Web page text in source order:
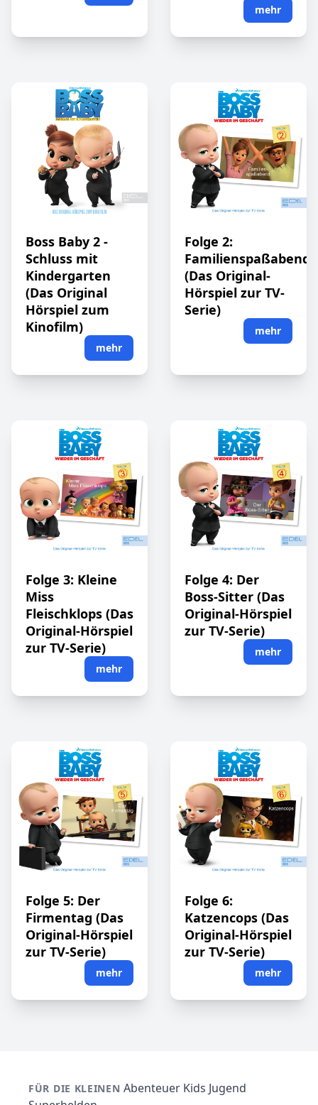
mehr
Boss Baby 2 -
Schluss mit
Kindergarten
(Das Original
Hörspiel zum
Kinofilm)
mehr
Folge 2:
Familienspaßabend
(Das Original-
Hörspiel zur TV-
Serie)
mehr
Folge 3: Kleine
Miss
Fleischklops (Das
Original-Hörspiel
zur TV-Serie)
mehr
Folge 4: Der
Boss-Sitter (Das
Original-Hörspiel
zur TV-Serie)
mehr
Folge 5: Der
Firmentag (Das
Original-Hörspiel
zur TV-Serie)
mehr
Folge 6:
Katzencops (Das
Original-Hörspiel
zur TV-Serie)
mehr
FÜR DIE KLEINEN Abenteuer Kids Jugend